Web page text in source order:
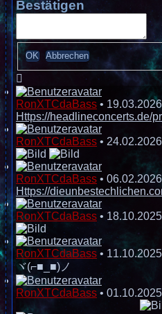
Bestätigen
RonXTCdaBass •
Https://headlineconcerts.de/
RonXTCdaBass •
RonXTCdaBass •
Https://
RonXTCdaBass •
RonXTCdaBass •
ヾ(⌐■_■)ノ
RonXTCdaBass •